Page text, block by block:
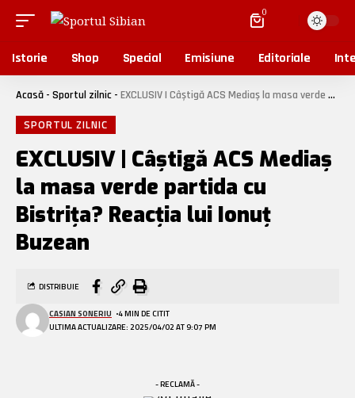
0
Istorie Shop Special Emisiune Editoriale
Acasă - Sportul zilnic - EXCLUSIV | Câștigă ACS Mediaș la masa verde partida cu Bistrița? Reacția lui Ionuț Buzean
SPORTUL ZILNIC
EXCLUSIV | Câștigă ACS Mediaș
la masa verde partida cu
Bistrița? Reacția lui Ionuț
Buzean
ULTIMA ACTUALIZARE: 2025/04/02 AT 9:07 PM
CASIAN SONERIU 4 MIN DE CITIT
DISTRIBUIE
- RECLAMĂ -